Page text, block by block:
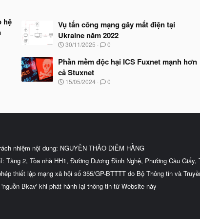
hệ
Vụ tấn công mạng gây mất điện tại
Ukraine năm 2022
N
à
y
b
ắ
u
30/11/2025 0
Phần mềm độc hại ICS Fuxnet mạnh hơn
cả Stuxnet
N
b
u
15/05/2024 0
nhiệm nội dung: NGUYỄN THẢO DIỄM HẰNG
Tầng 2, Tòa nhà HH1, Đường Dương Đình Nghệ, Phường Cầu Giấy,
thiết lập mạng xã hội số 355/GP-BTTTT do Bộ Thông tin và
Bkav' khi phát hành lại thông tin từ Website này